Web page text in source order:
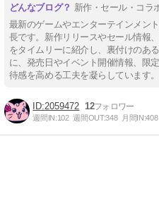
新作・セール・コラ
最新のゲームやエンターテインメン
長です。新作リリースやセール情報
をタイムリーに紹介し、裏付けのあ
に、発売日やイベント開催情報、限
待感を高める工夫を凝らしています。
2059472 12
週間IN:102 週間OUT:348 月間IN:408